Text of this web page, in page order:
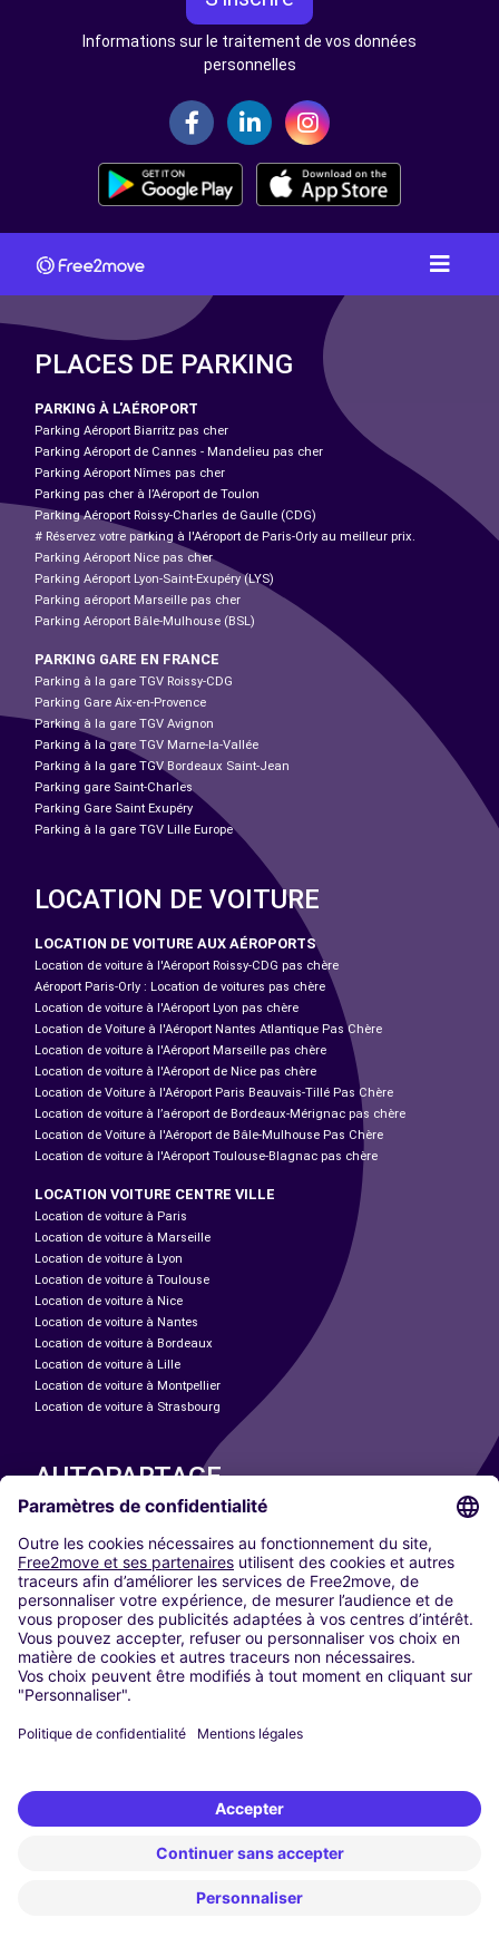
Informations sur le traitement de vos données
personnelles
PLACES DE PARKING
PARKING À L'AÉROPORT
Parking Aéroport Biarritz pas cher
Parking Aéroport de Cannes - Mandelieu pas cher
Parking Aéroport Nîmes pas cher
Parking pas cher à l’Aéroport de Toulon
Parking Aéroport Roissy-Charles de Gaulle (CDG)
# Réservez votre parking à l'Aéroport de Paris-Orly au meilleur prix.
Parking Aéroport Nice pas cher
Parking Aéroport Lyon-Saint-Exupéry (LYS)
Parking aéroport Marseille pas cher
Parking Aéroport Bâle-Mulhouse (BSL)
PARKING GARE EN FRANCE
Parking à la gare TGV Roissy-CDG
Parking Gare Aix-en-Provence
Parking à la gare TGV Avignon
Parking à la gare TGV Marne-la-Vallée
Parking à la gare TGV Bordeaux Saint-Jean
Parking gare Saint-Charles
Parking Gare Saint Exupéry
Parking à la gare TGV Lille Europe
LOCATION DE VOITURE
LOCATION DE VOITURE AUX AÉROPORTS
Location de voiture à l'Aéroport Roissy-CDG pas chère
Aéroport Paris-Orly : Location de voitures pas chère
Location de voiture à l'Aéroport Lyon pas chère
Location de Voiture à l'Aéroport Nantes Atlantique Pas Chère
Location de voiture à l'Aéroport Marseille pas chère
Location de voiture à l'Aéroport de Nice pas chère
Location de Voiture à l'Aéroport Paris Beauvais-Tillé Pas Chère
Location de voiture à l’aéroport de Bordeaux-Mérignac pas chère
Location de Voiture à l'Aéroport de Bâle-Mulhouse Pas Chère
Location de voiture à l'Aéroport Toulouse-Blagnac pas chère
LOCATION VOITURE CENTRE VILLE
Location de voiture à Paris
Location de voiture à Marseille
Location de voiture à Lyon
Location de voiture à Toulouse
Location de voiture à Nice
Location de voiture à Nantes
Location de voiture à Bordeaux
Location de voiture à Lille
Location de voiture à Montpellier
Location de voiture à Strasbourg
AUTOPARTAGE
Paris
Madrid
Washington DC
Milan
Rome
Turin
Vienne
Berlin
Düsseldorf